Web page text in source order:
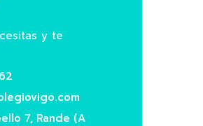
y te
7, Rande (A